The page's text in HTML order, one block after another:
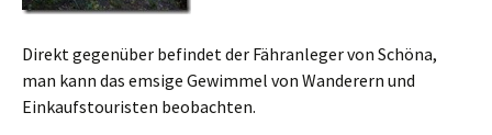
Direkt gegenüber befindet der Fähranleger von Schöna,
man kann das emsige Gewimmel von Wanderern und
Einkaufstouristen beobachten.